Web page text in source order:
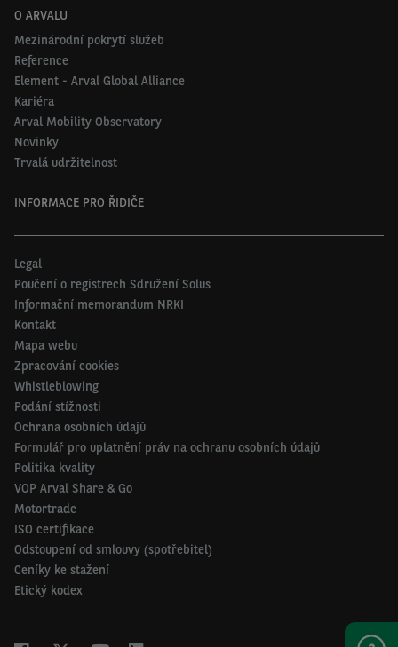
O ARVALU
Mezinárodní pokrytí služeb
Reference
Element - Arval Global Alliance
Kariéra
Arval Mobility Observatory
Novinky
Trvalá udržitelnost
INFORMACE PRO ŘIDIČE
Legal
Poučení o registrech Sdružení Solus
Informační memorandum NRKI
Kontakt
Mapa webu
Zpracování cookies
Whistleblowing
Podání stížnosti
Ochrana osobních údajů
Formulář pro uplatnění práv na ochranu osobních údajů
Politika kvality
VOP Arval Share & Go
Motortrade
ISO certifikace
Odstoupení od smlouvy (spotřebitel)
Ceníky ke stažení
Etický kodex